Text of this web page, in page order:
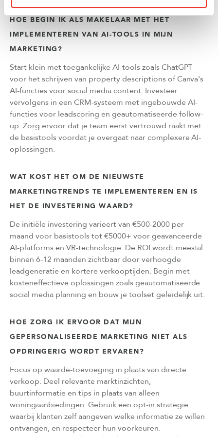
HOE BEGIN IK ALS MAKELAAR MET HET
IMPLEMENTEREN VAN AI-TOOLS IN MIJN
MARKETING?
Start klein met toegankelijke AI-tools zoals ChatGPT
voor het schrijven van property descriptions of Canva's
AI-functies voor social media content. Investeer
vervolgens in een CRM-systeem met ingebouwde AI-
functies voor leadscoring en geautomatiseerde follow-
up. Zorg ervoor dat je team eerst vertrouwd raakt met
de basistools voordat je overgaat naar complexere AI-
oplossingen.
WAT KOST HET OM DE NIEUWSTE
MARKETINGTRENDS TE IMPLEMENTEREN EN IS
HET DE INVESTERING WAARD?
De initiële investering varieert van €500-2000 per
maand voor basistools tot €5000+ voor geavanceerde
AI-platforms en VR-technologie. De ROI wordt meestal
binnen 6-12 maanden zichtbaar door verhoogde
leadgeneratie en kortere verkooptijden. Begin met
kosteneffectieve oplossingen zoals geautomatiseerde
social media planning en bouw je toolset geleidelijk uit.
HOE ZORG IK ERVOOR DAT MIJN
GEPERSONALISEERDE MARKETING NIET ALS
OPDRINGERIG WORDT ERVAREN?
Focus op waarde-toevoeging in plaats van directe
verkoop. Deel relevante marktinzichten,
buurtinformatie en tips in plaats van alleen
woningaanbiedingen. Gebruik een opt-in strategie
waarbij klanten zelf aangeven welke informatie ze willen
ontvangen, en respecteer hun voorkeuren.